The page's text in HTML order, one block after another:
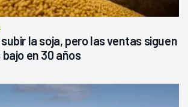
la soja, pero las ventas siguen
en 30 años